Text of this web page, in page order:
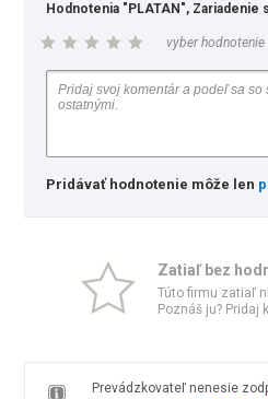
Hodnotenia "PLATAN",
vyber hodnotenie
Pridávať hodnotenie môže len
Zatiaľ bez
Túto firmu zatiaľ
Poznáš ju? Pridaj
Prevádzkovateľ nenesie